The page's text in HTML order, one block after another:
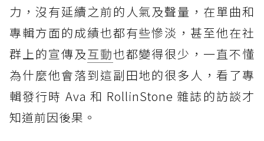
力，沒有延續之前的人氣及聲量，在單曲和
專輯方面的成績也都有些慘淡，甚至他在社
群上的宣傳及互動也都變得很少，一直不懂
為什麼他會落到這副田地的很多人，看了專
輯發行時 Ava 和 RollinStone 雜誌的訪談才
知道前因後果。